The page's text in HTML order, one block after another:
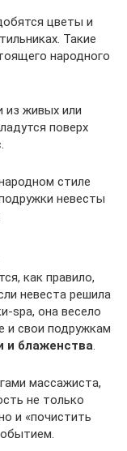
цветы и
Такие
народного
из живых или
поверх
стиле
невесты
как правило,
невеста решила
spa, она весело
и свои подружкам
и блаженства.
массажиста,
не только
и «почистить